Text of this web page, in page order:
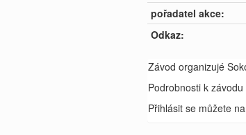
pořadatel akce:
Odkaz:
Závod organizujé
Podrobnosti k
Přihlásit se můžete